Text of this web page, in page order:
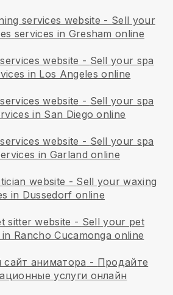
services website - Sell your
services in Gresham online
website - Sell your spa
in Los Angeles online
website - Sell your spa
in San Diego online
website - Sell your spa
in Garland online
website - Sell your waxing
in Dussedorf online
sitter website - Sell your pet
Rancho Cucamonga online
аниматора - Продайте
услуги онлайн